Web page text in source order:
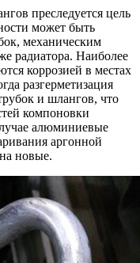
преследуется цель
может быть
механическим
радиатора. Наиболее
коррозией в местах
разгерметизация
и шлангов, что
компоновки
алюминиевые
аргонной
новые.